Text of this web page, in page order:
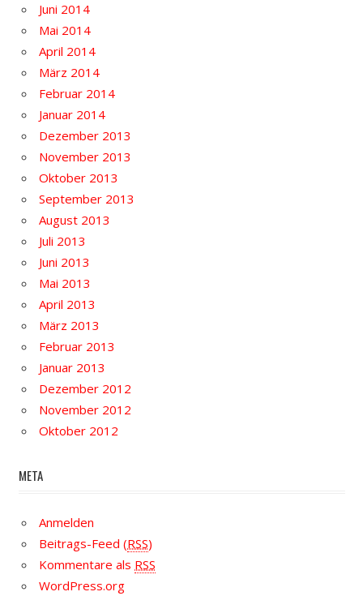
Juni 2014
Mai 2014
April 2014
März 2014
Februar 2014
Januar 2014
Dezember 2013
November 2013
Oktober 2013
September 2013
August 2013
Juli 2013
Juni 2013
Mai 2013
April 2013
März 2013
Februar 2013
Januar 2013
Dezember 2012
November 2012
Oktober 2012
META
Anmelden
Beitrags-Feed (RSS)
Kommentare als RSS
WordPress.org